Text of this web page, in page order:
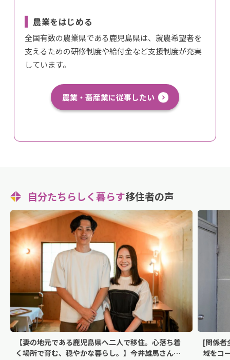
農業をはじめる
全国有数の農業県である鹿児島県は、就農希望者を
支えるための研修制度や給付金など支援制度が充実
しています。
農業・畜産業に従事したい
自分たちらしく暮らす移住者の声
【妻の地元である鹿児島県へ二人で移住。心落ち着
く場所で育む、穏やかな暮らし。】今井雄馬さん・
[関係者
域をコ